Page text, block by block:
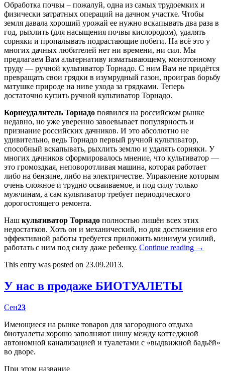
Обработка почвы – пожалуй, одна из самых трудоемких и
физически затратных операций на дачном участке. Чтобы
земля давала хороший урожай ее нужно вскапывать два раза в
год, рыхлить (для насыщения почвы кислородом), удалять
сорняки и пропалывать подрастающие побеги. На всё это у
многих дачных любителей нет ни времени, ни сил. Мы
предлагаем Вам альтернативу изматывающему, монотонному
труду — ручной культиватор Торнадо. С ним Вам не придётся
превращать свои грядки в изумрудный газон, проиграв борьбу
матушке природе на ниве ухода за грядками. Теперь
достаточно купить ручной культиватор Торнадо.
Корнеудалитель Торнадо появился на российском рынке
недавно, но уже уверенно завоевывает популярность и
признание российских дачников. И это абсолютно не
удивительно, ведь Торнадо первый ручной культиватор,
способный вскапывать, рыхлить землю и удалять сорняки. У
многих дачников сформировалось мнение, что культиватор —
это громоздкая, неповоротливая машина, которая работает
либо на бензине, либо на электричестве. Управление которым
очень сложное и трудно осваиваемое, и под силу только
мужчинам, а сам культиватор требует периодического
дорогостоящего ремонта.
Наш культиватор Торнадо полностью лишён всех этих
недостатков. Хоть он и механический, но для достижения его
эффективной работы требуется приложить минимум усилий,
работать с ним под силу даже ребенку. Continue reading →
This entry was posted on 23.09.2013.
У нас в продаже БИОТУАЛЕТЫ
Сен23
Имеющиеся на рынке товаров для загородного отдыха
биотуалеты хорошо заполняют нишу между коттеджной
автономной канализацией и туалетами с «выдвижной бадьёй»
во дворе.
При этом название